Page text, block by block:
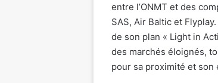
entre l’ONMT et des
SAS, Air Baltic et
de son plan « Light in
des marchés éloignés,
pour sa proximité et son